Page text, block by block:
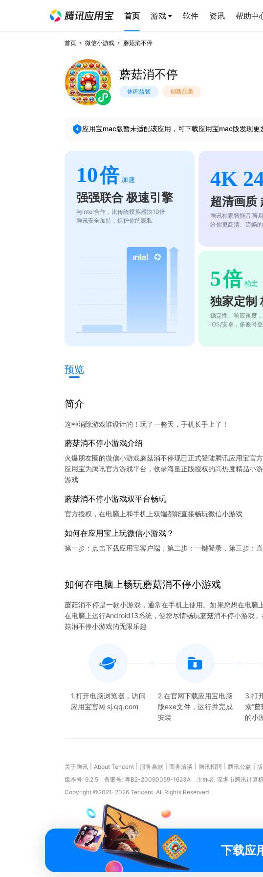
首页 游戏 软件 资讯 帮助中
首页 微信小游戏 蘑菇消不停
蘑菇消不停
休闲益智 创新品类
应用宝mac版暂未适配该应用，可下载应用宝mac版发现更
10倍 加速
强强联合 极速引擎
与intel合作，比传统模拟器快10倍
腾讯安全加持，保护你的隐私
4K
超清画质
腾讯独家智能音画
给你更高清、流畅
5倍 稳定
独家定制
稳定性、响应速度
iOS/安卓，多账号
预览
简介
这种消除游戏谁设计的！玩了一整天，手机长手上了！
蘑菇消不停小游戏介绍
火爆朋友圈的微信小游戏蘑菇消不停现已正式登陆腾讯应用宝官方
应用宝为腾讯官方游戏平台，收录海量正版授权的高热度精品小
蘑菇消不停小游戏双平台畅玩
官方授权，在电脑上和手机上双端都能直接畅玩微信小游戏
如何在应用宝上玩微信小游戏？
第一步：点击下载应用宝客户端，第二步：一键登录，第三步：
如何在电脑上畅玩蘑菇消不停小游戏
蘑菇消不停是一款小游戏，通常在手机上使用。如果您想在电
在电脑上运行Android13系统，使您尽情畅玩蘑菇消不停小游戏
菇消不停小游戏的无限乐趣
1.打开电脑浏览器，访问
应用宝官网 sj.qq.com
2.在官网下载应用宝电脑
版exe文件，运行并完成
安装
3.打
索“蘑
的小
关于腾讯 About Tencent 服务条款 商务洽谈 腾讯招聘 腾讯公益
版本号: 9.2.5 备案号: 粤B2-20090059-1623A
主办者: 深圳市腾讯计算
Copyright ©2021-2026 Tencent. All Rights Reserved
下载应